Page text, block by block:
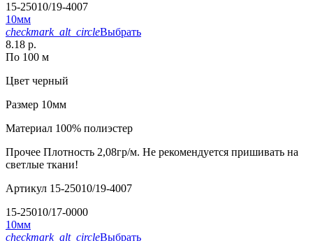
15-25010/19-4007
10мм
checkmark_alt_circleВыбрать
8.18 р.
По 100 м
Цвет черный
Размер 10мм
Материал 100% полиэстер
Прочее Плотность 2,08гр/м. Не рекомендуется пришивать на
светлые ткани!
Артикул 15-25010/19-4007
15-25010/17-0000
10мм
checkmark_alt_circleВыбрать